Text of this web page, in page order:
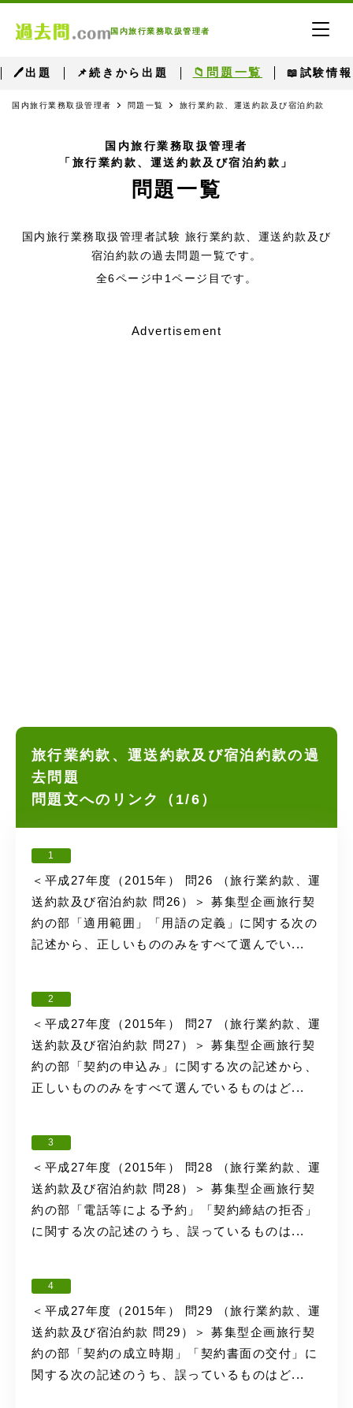
国内旅行業務取扱管理者
🖊出題 📌続きから出題 📁問題一覧 📖試験情報
国内旅行業務取扱管理者 問題一覧 旅行業約款、運送約款及び宿泊約款
国内旅行業務取扱管理者
「旅行業約款、運送約款及び宿泊約款」
問題一覧
国内旅行業務取扱管理者試験 旅行業約款、運送約款及び
宿泊約款の過去問題一覧です。
全6ページ中1ページ目です。
Advertisement
旅行業約款、運送約款及び宿泊約款の過
去問題
問題文へのリンク（1/6）
1
＜平成27年度（2015年） 問26 （旅行業約款、運
送約款及び宿泊約款 問26）＞ 募集型企画旅行契
約の部「適用範囲」「用語の定義」に関する次の
記述から、正しいもののみをすべて選んでい...
2
＜平成27年度（2015年） 問27 （旅行業約款、運
送約款及び宿泊約款 問27）＞ 募集型企画旅行契
約の部「契約の申込み」に関する次の記述から、
正しいもののみをすべて選んでいるものはど...
3
＜平成27年度（2015年） 問28 （旅行業約款、運
送約款及び宿泊約款 問28）＞ 募集型企画旅行契
約の部「電話等による予約」「契約締結の拒否」
に関する次の記述のうち、誤っているものは...
4
＜平成27年度（2015年） 問29 （旅行業約款、運
送約款及び宿泊約款 問29）＞ 募集型企画旅行契
約の部「契約の成立時期」「契約書面の交付」に
関する次の記述のうち、誤っているものはど...